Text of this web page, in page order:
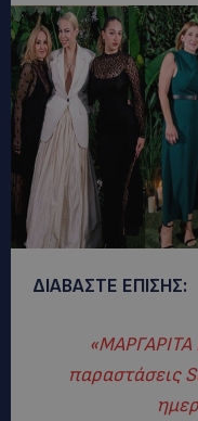
ΔΙΑΒΑΣΤΕ ΕΠΙΣΗΣ:
«ΜΑΡΓΑΡΙΤΑ
παραστάσεις